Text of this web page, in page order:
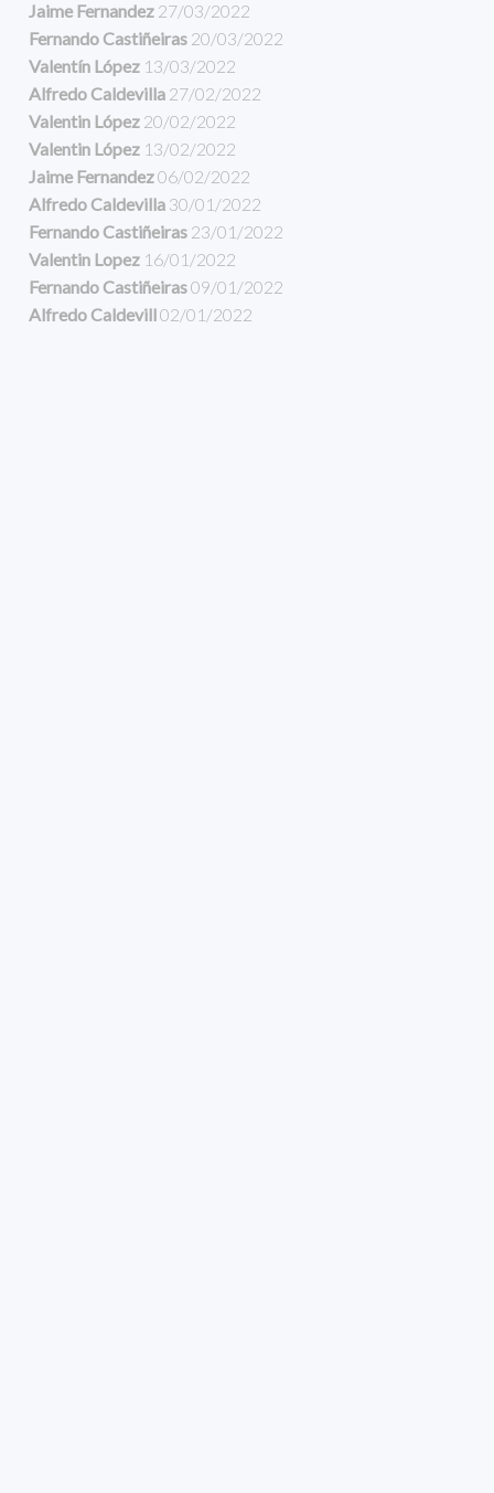
Jaime Fernandez 27/03/2022
Fernando Castiñeiras 20/03/2022
Valentín López 13/03/2022
Alfredo Caldevilla 27/02/2022
Valentin López 20/02/2022
Valentin López 13/02/2022
Jaime Fernandez06/02/2022
Alfredo Caldevilla 30/01/2022
Fernando Castiñeiras 23/01/2022
Valentin Lopez 16/01/2022
Fernando Castiñeiras09/01/2022
Alfredo Caldevill02/01/2022